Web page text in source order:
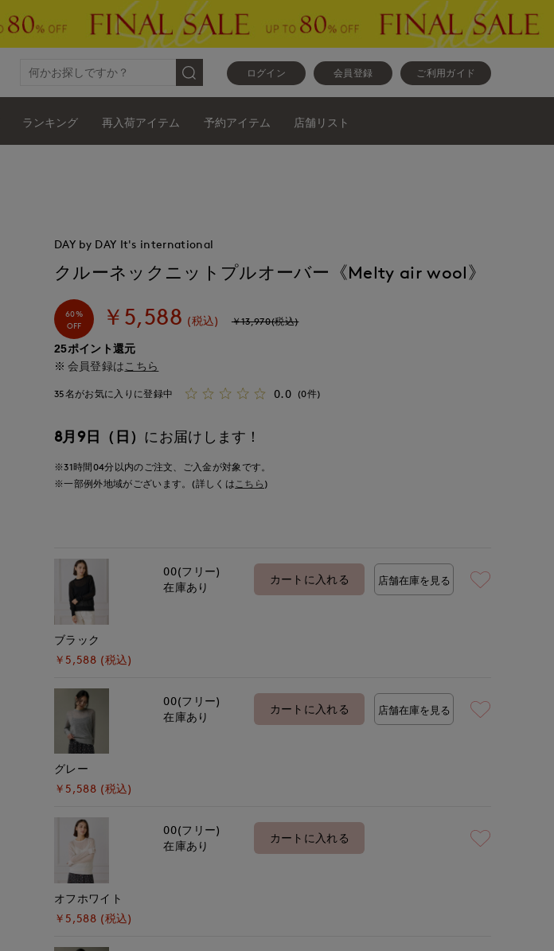
ログイン 会員登録 ご利用ガイド
ランキング 再入荷アイテム 予約アイテム 店舗リスト
DAY by DAY It's international
クルーネックニットプルオーバー《Melty air wool》
60%
OFF
￥5,588 (税込) ￥13,970(税込)
25ポイント還元
会員登録は こちら
35名がお気に入りに登録中 0.0 (0件)
8月9日（日） にお届けします！
※31時間04分以内のご注文、ご入金が対象です。
※一部例外地域がございます。(詳しくはこちら )
ブラック
￥5,588 (税込)
00(フリー)
在庫あり
カートに入れる 店舗在庫を見る
グレー
￥5,588 (税込)
00(フリー)
在庫あり
カートに入れる 店舗在庫を見る
オフホワイト
￥5,588 (税込)
00(フリー)
在庫あり
カートに入れる